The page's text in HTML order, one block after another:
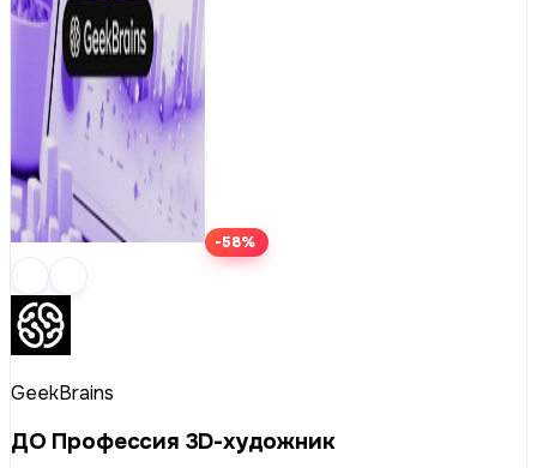
-58%
GeekBrains
ДО Профессия 3D-художник